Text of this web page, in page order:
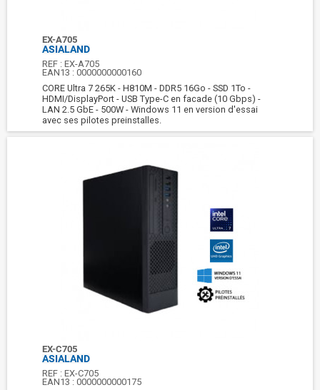
EX-A705
ASIALAND
REF :EX-A705
EAN13 :0000000000160
CORE Ultra 7 265K - H810M - DDR5 16Go - SSD 1To -
HDMI/DisplayPort - USB Type-C en facade (10 Gbps) -
LAN 2.5 GbE - 500W - Windows 11 en version d'essai
avec ses pilotes preinstalles.
EX-C705
ASIALAND
REF :EX-C705
EAN13 :0000000000175